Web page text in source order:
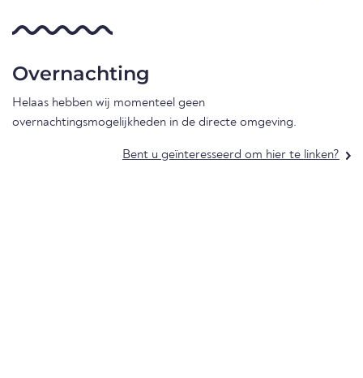
Overnachting
Helaas hebben wij momenteel geen
overnachtingsmogelijkheden in de directe omgeving.
Bent u geïnteresseerd om hier te linken?